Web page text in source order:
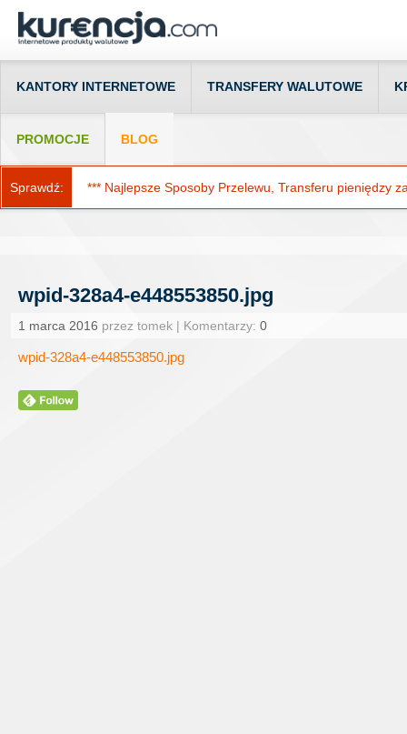
KANTORY INTERNETOWE TRANSFERY WALUTOWE
PROMOCJE BLOG
Sprawdź: *** Najlepsze Sposoby Przelewu, Transferu pieniędzy
wpid-328a4-e448553850.jpg
1 marca 2016 przez tomek | Komentarzy: 0
wpid-328a4-e448553850.jpg